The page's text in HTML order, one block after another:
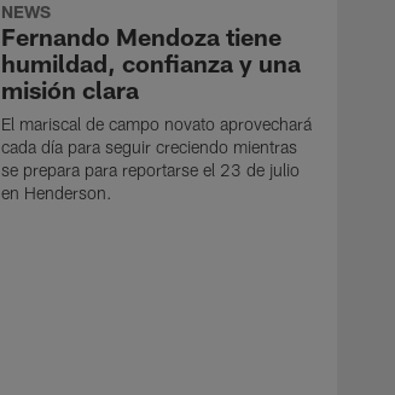
NEWS
Fernando Mendoza tiene
humildad, confianza y una
misión clara
El mariscal de campo novato aprovechará
cada día para seguir creciendo mientras
se prepara para reportarse el 23 de julio
en Henderson.